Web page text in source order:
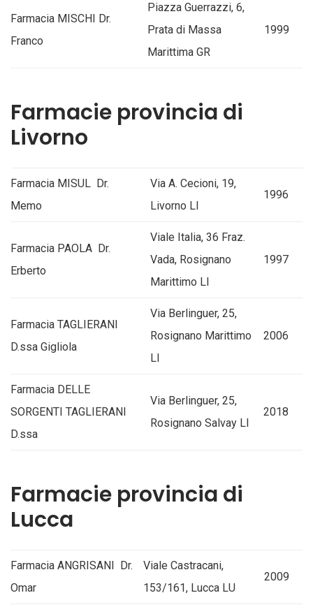
Farmacia MISCHI Dr.
Franco
Piazza Guerrazzi, 6,
Prata di Massa
Marittima GR
1999
Farmacie provincia di
Livorno
Farmacia MISUL Dr.
Memo
Via A. Cecioni, 19,
Livorno LI
1996
Farmacia PAOLA Dr.
Erberto
Viale Italia, 36 Fraz.
Vada, Rosignano
Marittimo LI
1997
Farmacia TAGLIERANI
D.ssa Gigliola
Via Berlinguer, 25,
Rosignano Marittimo
LI
2006
Farmacia DELLE
SORGENTI TAGLIERANI
D.ssa
Via Berlinguer, 25,
Rosignano Salvay LI
2018
Farmacie provincia di
Lucca
Farmacia ANGRISANI Dr.
Omar
Viale Castracani,
153/161, Lucca LU
2009